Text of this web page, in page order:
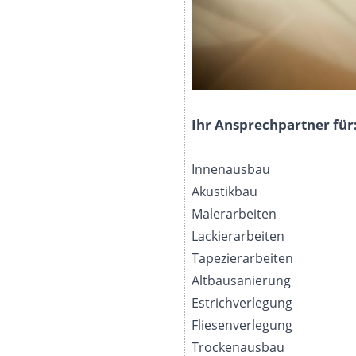
Ihr Ansprechpartner
Innenausbau
Akustikbau
Malerarbeiten
Lackierarbeiten
Tapezierarbeiten
Altbausanierung
Estrichverlegung
Fliesenverlegung
Trockenausbau